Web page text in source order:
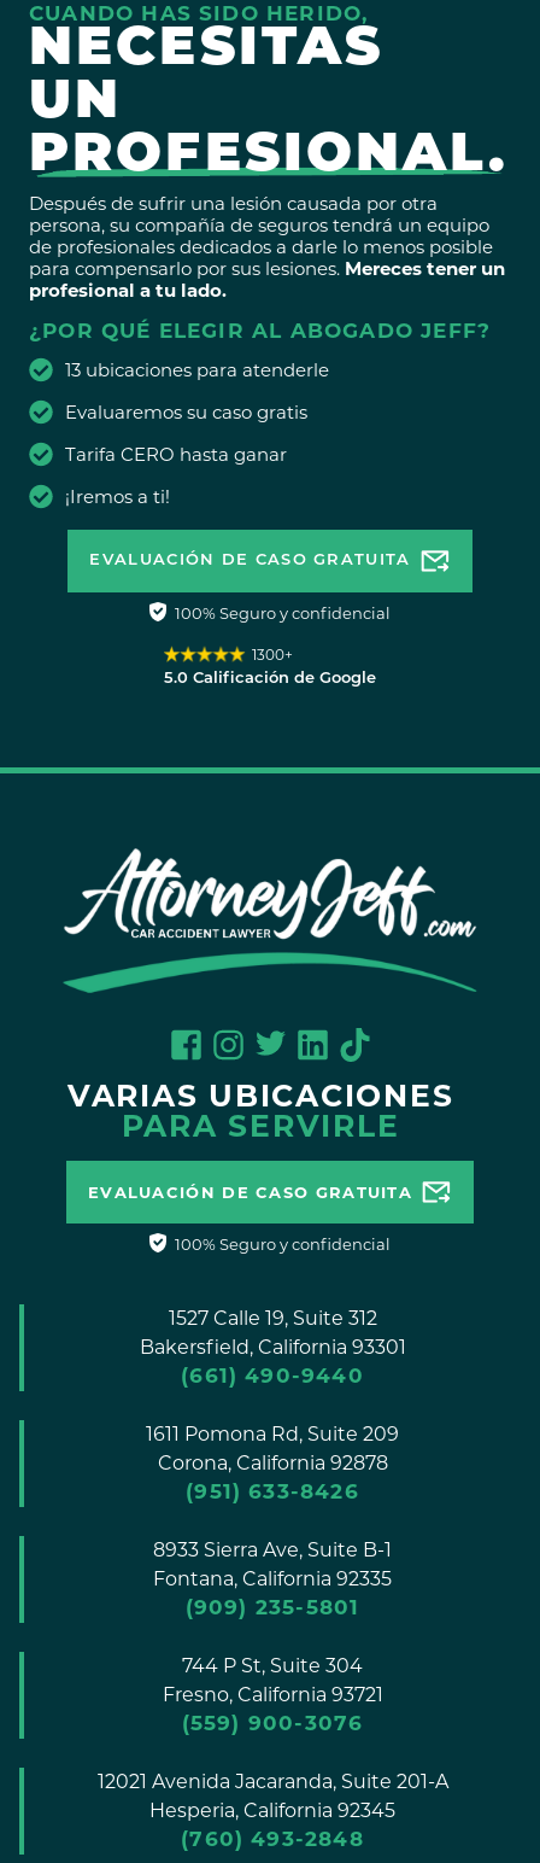
CUANDO HAS SIDO HERIDO,
NECESITAS
UN
PROFESIONAL.
Después de sufrir una lesión causada por otra
persona, su compañía de seguros tendrá un equipo
de profesionales dedicados a darle lo menos posible
para compensarlo por sus lesiones. Mereces tener un
profesional a tu lado.
¿POR QUÉ ELEGIR AL ABOGADO JEFF?
13 ubicaciones para atenderle
Evaluaremos su caso gratis
Tarifa CERO hasta ganar
¡Iremos a ti!
EVALUACIÓN DE CASO GRATUITA
100% Seguro y confidencial
1300+
5.0 Calificación de Google
VARIAS UBICACIONES
PARA SERVIRLE
EVALUACIÓN DE CASO GRATUITA
100% Seguro y confidencial
1527 Calle 19, Suite 312
Bakersfield, California 93301
(661) 490-9440
1611 Pomona Rd, Suite 209
Corona, California 92878
(951) 633-8426
8933 Sierra Ave, Suite B-1
Fontana, California 92335
(909) 235-5801
744 P St, Suite 304
Fresno, California 93721
(559) 900-3076
12021 Avenida Jacaranda, Suite 201-A
Hesperia, California 92345
(760) 493-2848